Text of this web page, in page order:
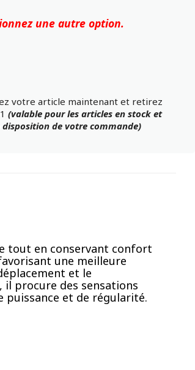
une autre option.
votre article maintenant et retirez
(valable pour les articles en stock et
de votre commande)
tout en conservant confort
une meilleure
et le
procure des sensations
puissance et de régularité.